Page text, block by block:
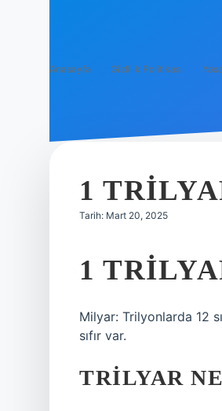
Anasayfa Gizlilik Politikası
1
Tarih: Mart 20, 2025
1
Milyar: Trilyonlarda 12
sıfır var.
TRILYAR